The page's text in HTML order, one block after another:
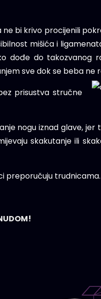
bi krivo procijenili
mišića i
dođe do takozvanog
sve dok se beba ne
prisustva stručne
nogu iznad glave,
skakutanje ili
preporučuju trudnicama.